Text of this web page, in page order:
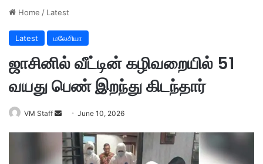
Home / Latest
Latest மலேசியா
ஜாசினில் வீட்டின் கழிவறையில் 51
வயது பெண் இறந்து கிடந்தார்
VM Staff
n
d
June 10, 2026